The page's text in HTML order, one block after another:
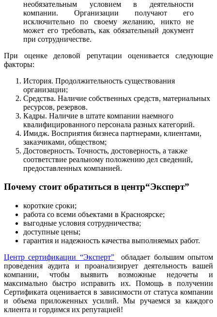
необязательным условием в деятельности
компании. Организации получают его
исключительно по своему желанию, никто не
может его требовать, как обязательный документ
при сотрудничестве.
При оценке деловой репутации оценивается следующие
факторы:
История. Продолжительность существования
организации;
Средства. Наличие собственных средств, материальных
ресурсов, резервов.
Кадры. Наличие в штате компании наемного
квалифицированного персонала разных категорий.
Имидж. Восприятия бизнеса партнерами, клиентами,
заказчиками, обществом;
Достоверность. Точность, достоверность, а также
соответствие реальному положению дел сведений,
предоставленных компанией.
Почему стоит обратиться в центр“Эксперт”
короткие сроки;
работа со всеми объектами в Красноярске;
выгодные условия сотрудничества;
доступные цены;
гарантия и надежность качества выполняемых работ.
Центр сертификации “Эксперт”обладает большим опытом
проведения аудита и проанализирует деятельность вашей
компании, чтобы выявить возможные недочеты и
максимально быстро исправить их. Помощь в получении
Сертификата оценивается в зависимости от статуса компании
и объема приложенных усилий. Мы ручаемся за каждого
клиента и гордимся их репутацией!